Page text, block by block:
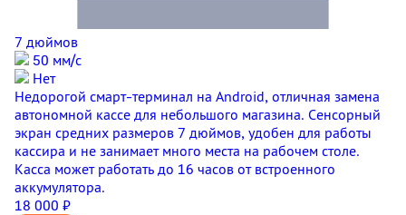
7 дюймов
50 мм/c
Нет
Недорогой смарт-терминал на Android, отличная замена
автономной кассе для небольшого магазина. Сенсорный
экран средних размеров 7 дюймов, удобен для работы
кассира и не занимает много места на рабочем столе.
Касса может работать до 16 часов от встроенного
аккумулятора.
18 000 ₽